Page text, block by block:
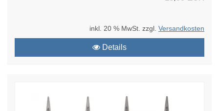
inkl. 20 % MwSt. zzgl. Versandkosten
Details